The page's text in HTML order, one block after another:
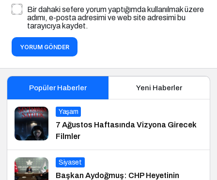
Bir dahaki sefere yorum yaptığımda kullanılmak üzere
adımı, e-posta adresimi ve web site adresimi bu
tarayıcıya kaydet.
YORUM GÖNDER
Popüler Haberler Yeni Haberler
Yaşam
7 Ağustos Haftasında Vizyona Girecek
Filmler
Siyaset
Başkan Aydoğmuş: CHP Heyetinin